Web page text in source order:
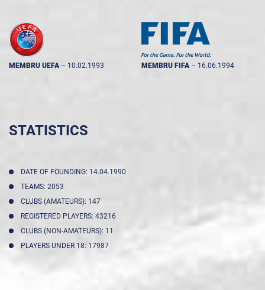
MEMBRU UEFA -- 10.02.1993 MEMBRU FIFA -- 16.06.1994
STATISTICS
DATE OF FOUNDING: 14.04.1990
TEAMS: 2053
CLUBS (AMATEURS): 147
REGISTERED PLAYERS: 43216
CLUBS (NON-AMATEURS): 11
PLAYERS UNDER 18: 17987